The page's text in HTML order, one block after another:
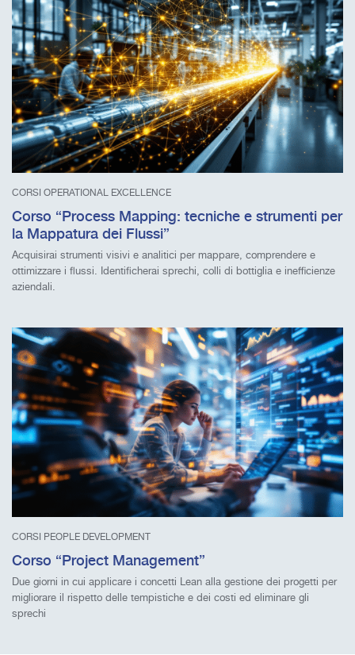
CORSI OPERATIONAL EXCELLENCE
Corso “Process Mapping: tecniche e strumenti per
la Mappatura dei Flussi”
Acquisirai strumenti visivi e analitici per mappare, comprendere e
ottimizzare i flussi. Identificherai sprechi, colli di bottiglia e inefficienze
aziendali.
CORSI PEOPLE DEVELOPMENT
Corso “Project Management”
Due giorni in cui applicare i concetti Lean alla gestione dei progetti per
migliorare il rispetto delle tempistiche e dei costi ed eliminare gli
sprechi